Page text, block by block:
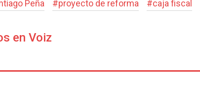
Peña #proyecto de reforma #caja fiscal
en Voiz